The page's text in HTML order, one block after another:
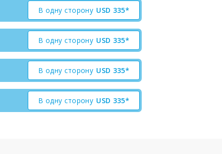
В одну сторону USD 335*
В одну сторону USD 335*
В одну сторону USD 335*
В одну сторону USD 335*